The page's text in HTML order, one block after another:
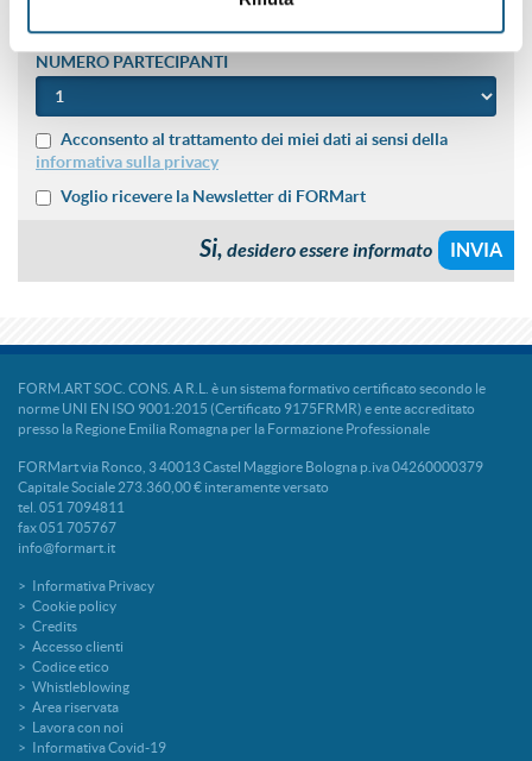
NUMERO PARTECIPANTI
Acconsento al trattamento dei miei dati ai sensi della
informativa sulla privacy
Voglio ricevere la Newsletter di FORMart
Si, desidero essere informato
FORM.ART SOC. CONS. A R.L. è un sistema formativo certificato secondo le
norme UNI EN ISO 9001:2015 (Certificato 9175FRMR) e ente accreditato
presso la Regione Emilia Romagna per la Formazione Professionale
FORMart via Ronco, 3 40013 Castel Maggiore Bologna p.iva 04260000379
Capitale Sociale 273.360,00 € interamente versato
tel. 051 7094811
fax 051 705767
info@formart.it
Informativa Privacy
Cookie policy
Credits
Accesso clienti
Codice etico
Whistleblowing
Area riservata
Lavora con noi
Informativa Covid-19